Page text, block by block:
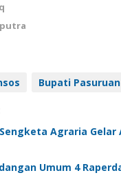
Bupati
Agraria
Umum 4